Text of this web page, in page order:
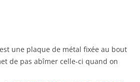
une plaque de métal fixée au bout
de pas abîmer celle-ci quand on